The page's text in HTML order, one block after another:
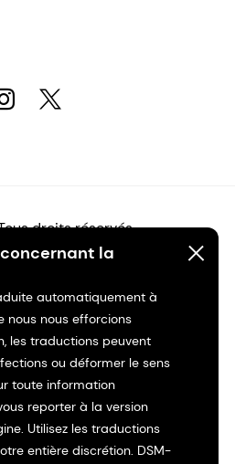
la
automatiquement à
nous nous efforcions
les traductions peuvent
ou déformer le sens
toute information
reporter à la version
Utilisez les traductions
entière discrétion. DSM-
droits réservés.